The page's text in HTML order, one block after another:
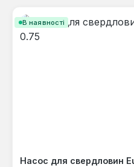
В наявності
Насос для свердловин